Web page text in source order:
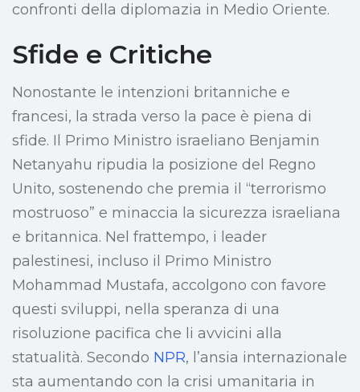
confronti della diplomazia in Medio Oriente.
Sfide e Critiche
Nonostante le intenzioni britanniche e
francesi, la strada verso la pace è piena di
sfide. Il Primo Ministro israeliano Benjamin
Netanyahu ripudia la posizione del Regno
Unito, sostenendo che premia il “terrorismo
mostruoso” e minaccia la sicurezza israeliana
e britannica. Nel frattempo, i leader
palestinesi, incluso il Primo Ministro
Mohammad Mustafa, accolgono con favore
questi sviluppi, nella speranza di una
risoluzione pacifica che li avvicini alla
statualità. Secondo NPR, l’ansia internazionale
sta aumentando con la crisi umanitaria in